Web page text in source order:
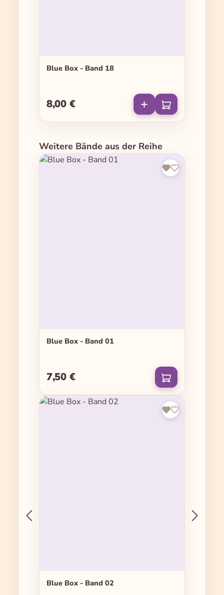
Blue Box - Band 18
Regulärer Preis:
8,00 €
Produktgalerie überspringen
Weitere Bände aus der Reihe
Blue Box - Band 01
Regulärer Preis:
7,50 €
Blue Box - Band 02